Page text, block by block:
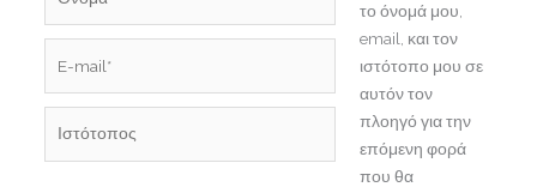
mail*
το όνομά μου,
email, και τον
ιστότοπο μου σε
αυτόν τον
πλοηγό για την
επόμενη φορά
που θα